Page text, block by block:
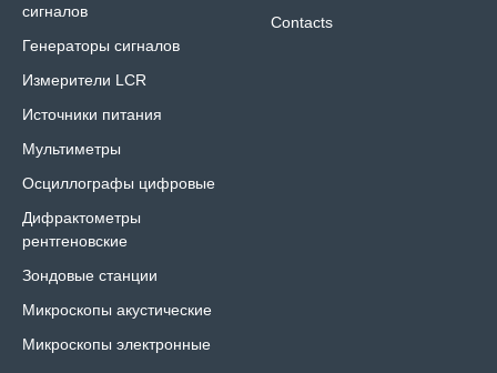
сигналов
Генераторы сигналов
Измерители LCR
Источники питания
Мультиметры
Осциллографы цифровые
Дифрактометры
рентгеновские
Зондовые станции
Микроскопы акустические
Микроскопы электронные
Contacts